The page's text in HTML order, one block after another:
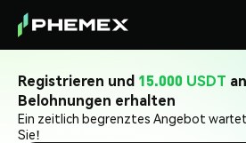
Registrieren und 15.000 USDT an
Belohnungen erhalten
Ein zeitlich begrenztes Angebot
Sie!